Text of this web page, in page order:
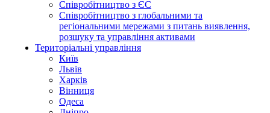
Співробітництво з ЄС
Співробітництво з глобальними та
регіональними мережами з питань виявлення,
розшуку та управління активами
Територіальні управління
Київ
Львів
Харків
Вінниця
Одеса